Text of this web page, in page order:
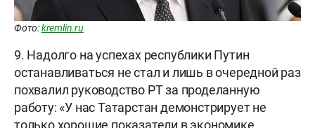
Фото:kremlin.ru
9. Надолго на успехах республики Путин
останавливаться не стал и лишь в очередной раз
похвалил руководство РТ за проделанную
работу: «У нас Татарстан демонстрирует не
только хорошие показатели в экономике,